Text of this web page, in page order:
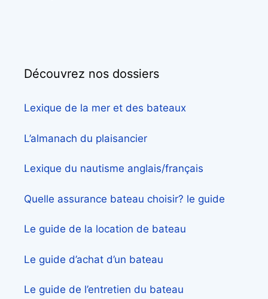
Découvrez nos dossiers
Lexique de la mer et des bateaux
L’almanach du plaisancier
Lexique du nautisme anglais/français
Quelle assurance bateau choisir? le guide
Le guide de la location de bateau
Le guide d’achat d’un bateau
Le guide de l’entretien du bateau